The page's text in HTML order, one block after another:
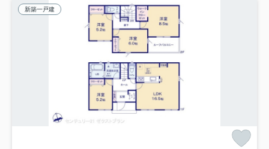
新築一戸建